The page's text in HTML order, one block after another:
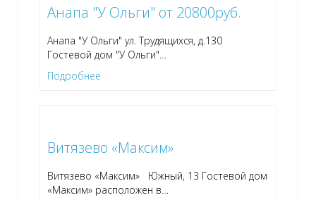
Анапа "У Ольги" от 20800руб.
Анапа "У Ольги" ул. Трудящихся, д.130
Гостевой дом "У Ольги"
Подробнее
Витязево «Максим»
Витязево «Максим» Южный, 13 Гостевой дом
«Максим» расположен в